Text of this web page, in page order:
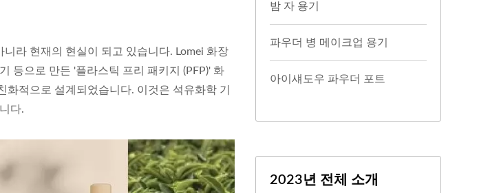
라 현재의 현실이 되고 있습니다. Lomei 화장
등으로 만든 '플라스틱 프리 패키지 (PFP)' 화
적으로 설계되었습니다. 이것은 석유화학 기
다.
밤 자 용기
파우더 병 메이크업 용기
아이섀도우 파우더 포트
2023년 전체 소개